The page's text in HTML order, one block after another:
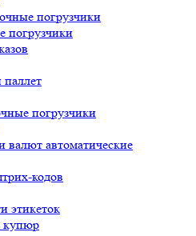
погрузчики
погрузчики
погрузчики
валют автоматические
кодов
этикеток
купюр